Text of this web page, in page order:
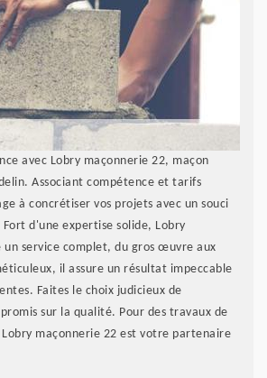
avec Lobry maçonnerie 22, maçon
Associant compétence et tarifs
à concrétiser vos projets avec un souci
d'une expertise solide, Lobry
un service complet, du gros œuvre aux
il assure un résultat impeccable
Faites le choix judicieux de
sur la qualité. Pour des travaux de
Lobry maçonnerie 22 est votre partenaire